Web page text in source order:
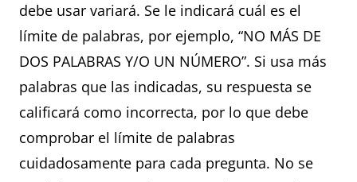
debe usar variará. Se le indicará cuál es el
límite de palabras, por ejemplo, “NO MÁS DE
DOS PALABRAS Y/O UN NÚMERO”. Si usa más
palabras que las indicadas, su respuesta se
calificará como incorrecta, por lo que debe
comprobar el límite de palabras
cuidadosamente para cada pregunta. No se